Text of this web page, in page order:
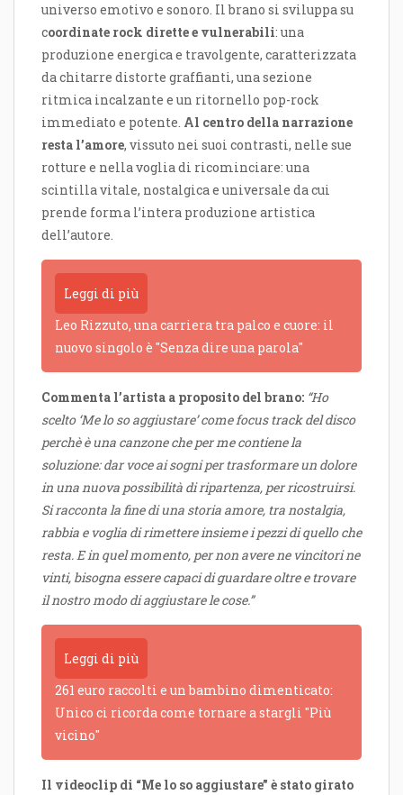
universo emotivo e sonoro. Il brano si sviluppa su
coordinate rock dirette e vulnerabili: una
produzione energica e travolgente, caratterizzata
da chitarre distorte graffianti, una sezione
ritmica incalzante e un ritornello pop-rock
immediato e potente. Al centro della narrazione
resta l’amore, vissuto nei suoi contrasti, nelle sue
rotture e nella voglia di ricominciare: una
scintilla vitale, nostalgica e universale da cui
prende forma l’intera produzione artistica
dell’autore.
Leggi di più
Leo Rizzuto, una carriera tra palco e cuore: il
nuovo singolo è "Senza dire una parola"
Commenta l’artista a proposito del brano: “Ho
scelto ‘Me lo so aggiustare’ come focus track del disco
perchè è una canzone che per me contiene la
soluzione: dar voce ai sogni per trasformare un dolore
in una nuova possibilità di ripartenza, per ricostruirsi.
Si racconta la fine di una storia amore, tra nostalgia,
rabbia e voglia di rimettere insieme i pezzi di quello che
resta. E in quel momento, per non avere ne vincitori ne
vinti, bisogna essere capaci di guardare oltre e trovare
il nostro modo di aggiustare le cose.”
Leggi di più
261 euro raccolti e un bambino dimenticato:
Unico ci ricorda come tornare a stargli "Più
vicino"
Il videoclip di “Me lo so aggiustare” è stato girato